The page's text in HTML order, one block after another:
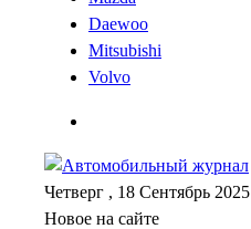
Daewoo
Mitsubishi
Volvo
Четверг , 18 Сентябрь 2025
Новое на сайте